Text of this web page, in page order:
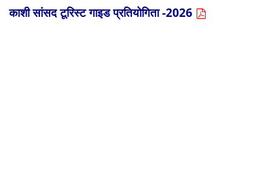
काशी सांसद टूरिस्ट गाइड प्रतियोगिता -2026